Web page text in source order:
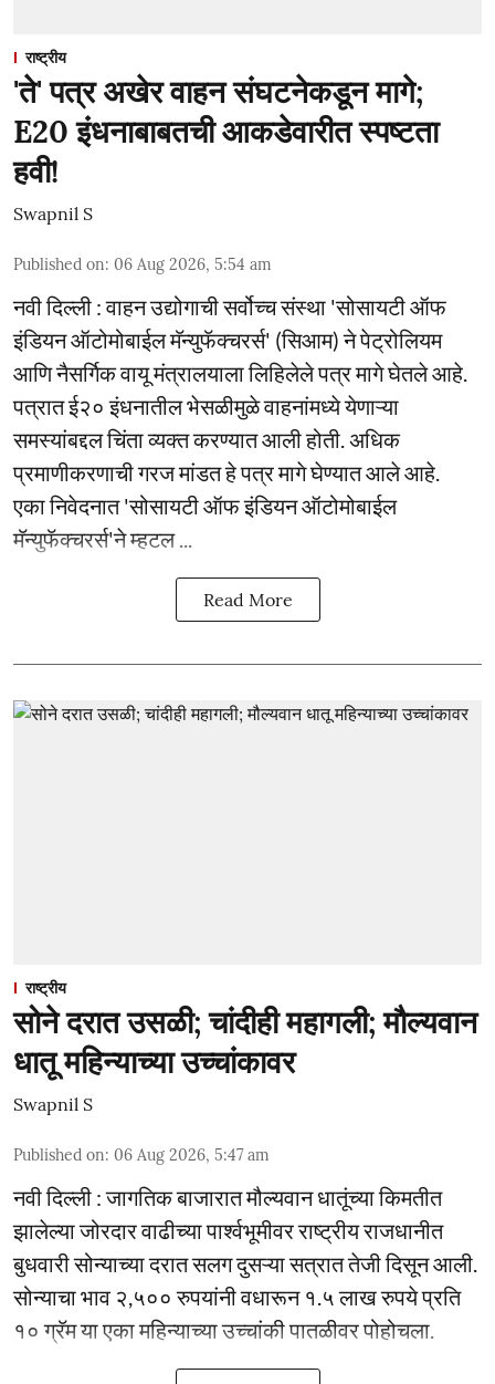
राष्ट्रीय
'ते' पत्र अखेर वाहन संघटनेकडून मागे;
E20 इंधनाबाबतची आकडेवारीत स्पष्टता
हवी!
Swapnil S
Published on: 06 Aug 2026, 5:54 am
नवी दिल्ली : वाहन उद्योगाची सर्वोच्च संस्था 'सोसायटी ऑफ
इंडियन ऑटोमोबाईल मॅन्युफॅक्चरर्स' (सिआम) ने पेट्रोलियम
आणि नैसर्गिक वायू मंत्रालयाला लिहिलेले पत्र मागे घेतले आहे.
पत्रात ई२० इंधनातील भेसळीमुळे वाहनांमध्ये येणाऱ्या
समस्यांबद्दल चिंता व्यक्त करण्यात आली होती. अधिक
प्रमाणीकरणाची गरज मांडत हे पत्र मागे घेण्यात आले आहे.
एका निवेदनात 'सोसायटी ऑफ इंडियन ऑटोमोबाईल
मॅन्युफॅक्चरर्स'ने म्हटल ...
Read More
राष्ट्रीय
सोने दरात उसळी; चांदीही महागली; मौल्यवान
धातू महिन्याच्या उच्चांकावर
Swapnil S
Published on: 06 Aug 2026, 5:47 am
नवी दिल्ली : जागतिक बाजारात मौल्यवान धातूंच्या किमतीत
झालेल्या जोरदार वाढीच्या पार्श्वभूमीवर राष्ट्रीय राजधानीत
बुधवारी सोन्याच्या दरात सलग दुसऱ्या सत्रात तेजी दिसून आली.
सोन्याचा भाव २,५०० रुपयांनी वधारून १.५ लाख रुपये प्रति
१० ग्रॅम या एका महिन्याच्या उच्चांकी पातळीवर पोहोचला.